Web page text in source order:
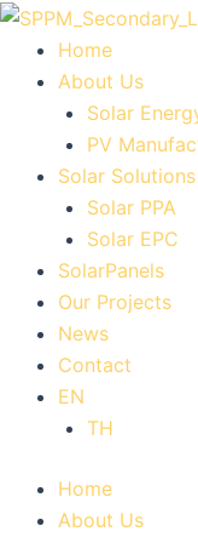
Skip
content
Home
About Us
Solar
PV
Solar
Solar PPA
Solar EPC
SolarPanels
Our Projects
News
Contact
EN
TH
Home
About Us